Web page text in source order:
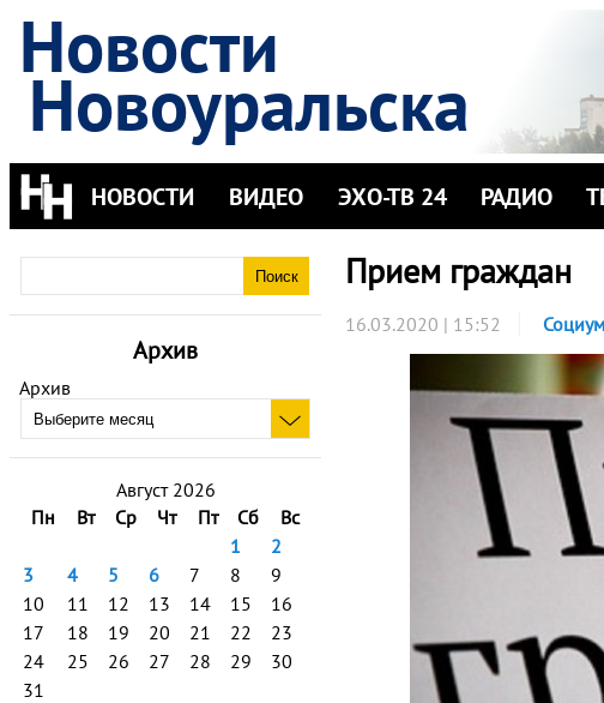
Новости
Новоуральска
НОВОСТИ ВИДЕО ЭХО-ТВ 24 РАДИО
Архив
Архив
Август 2026
Пн
Вт Ср Чт Пт Сб
Вс
1
2
3
4 5 6 7 8
9
10
11 12 13 14 15
16
17
18 19 20 21 22
23
24
25 26 27 28 29
30
31
Прием граждан
16.03.2020 | 15:52 Социум